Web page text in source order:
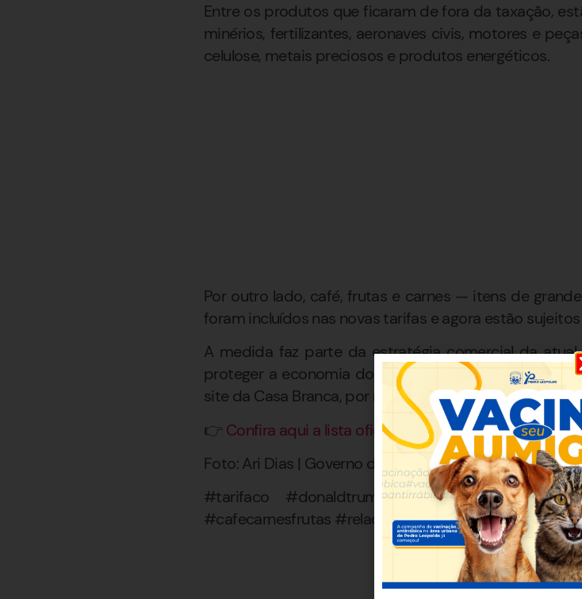
Entre os produtos que ficaram de fora da taxação,
minérios, fertilizantes, aeronaves civis, motores e
celulose, metais preciosos e produtos energéticos.
Por outro lado, café, frutas e carnes — itens de
foram incluídos nas novas tarifas e agora estão
A medida faz parte da estratégia comercial da
proteger a economia dos EUA. A lista completa dos
site da Casa Branca, por meio do link:
👉Confira aqui a lista oficial
Foto: Ari Dias | Governo do Paraná
#tarifaco #donaldtrump #comercioexterior
#cafecarnesfrutas #relacoesinternacionais